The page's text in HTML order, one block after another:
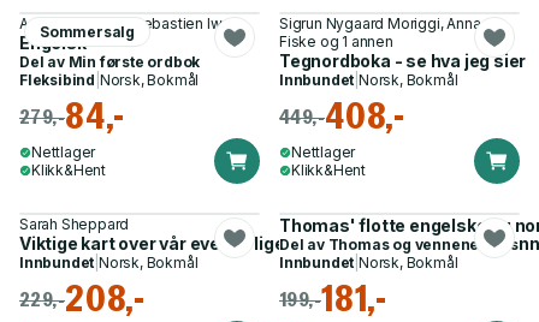
Sommersalg
Andy Mansfield, Sebastien Iwohn
Engelsk
Del av Min første ordbok
Fleksibind Norsk, Bokmål
279,-84,-
Nettlager
Klikk&Hent
Sigrun Nygaard Moriggi, Anna
Fiske og 1 annen
Tegnordboka - se hva jeg sier
Innbundet |Norsk, Bokmål
449,-408,-
Nettlager
Klikk&Hent
Sarah Sheppard
Viktige kart over vår eventyrlige jord - med massevis av
Innbundet |Norsk, Bokmål
229,-208,-
Thomas' flotte engelske og
Del av Thomas og vennene hans
Innbundet |Norsk, Bokmål
199,-181,-